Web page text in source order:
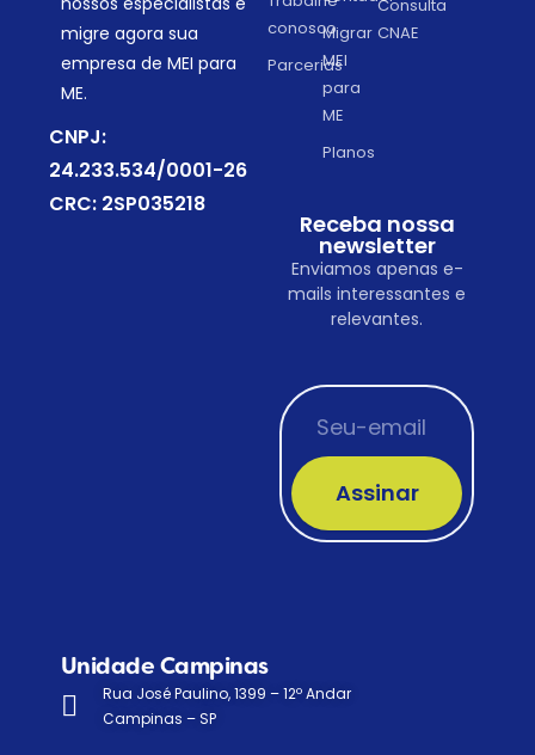
migre agora sua
empresa de MEI para
ME.
CNPJ:
24.233.534/0001-26
CRC: 2SP035218
conosco
Parcerias
Migrar
MEI
para
ME
Planos
Consulta
CNAE
Receba nossa
newsletter
Enviamos apenas e-
mails interessantes e
relevantes.
Assinar
Unidade Campinas
Rua José Paulino, 1399 – 12º Andar
Campinas – SP